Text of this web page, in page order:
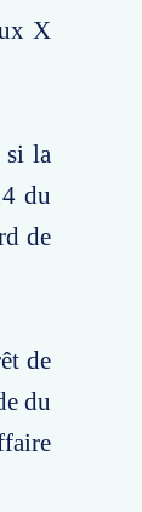
X
si la
du
de
de
du